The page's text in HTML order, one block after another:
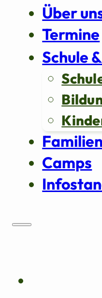
Über
Termine
Schule
Familien
Camps